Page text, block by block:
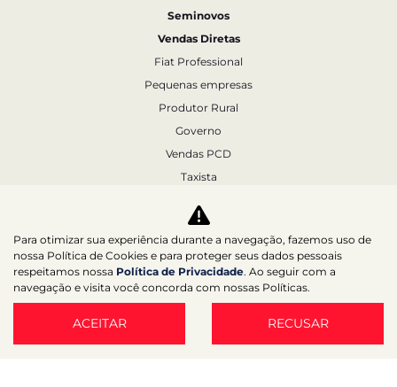
Seminovos
Vendas Diretas
Fiat Professional
Pequenas empresas
Produtor Rural
Governo
Vendas PCD
Taxista
Locação
DRLOC
Pós-Vendas
Funilaria e Pintura
Para otimizar sua experiência durante a navegação, fazemos uso de
nossa Política de Cookies e para proteger seus dados pessoais
respeitamos nossa Política de Privacidade. Ao seguir com a
navegação e visita você concorda com nossas Políticas.
ACEITAR RECUSAR